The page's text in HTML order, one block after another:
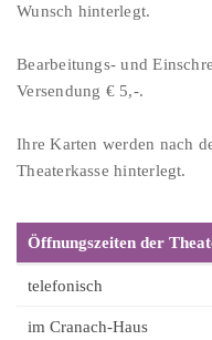
Wunsch hinterlegt.
Bearbeitungs- und
Versendung € 5,-.
Ihre Karten werden nach
Theaterkasse hinterlegt.
Öffnungszeiten der
telefonisch
im Cranach-Haus